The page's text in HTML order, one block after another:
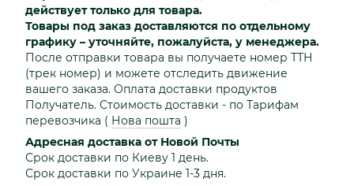
действует только для товара.
Товары под заказ доставляются по отдельному
графику – уточняйте, пожалуйста, у менеджера.
После отправки товара вы получаете номер ТТН
(трек номер) и можете отследить движение
вашего заказа. Оплата доставки продуктов
Получатель. Стоимость доставки - по Тарифам
перевозчика ( Нова пошта )
Адресная доставка от Новой Почты
Срок доставки по Киеву 1 день.
Срок доставки по Украине 1-3 дня.